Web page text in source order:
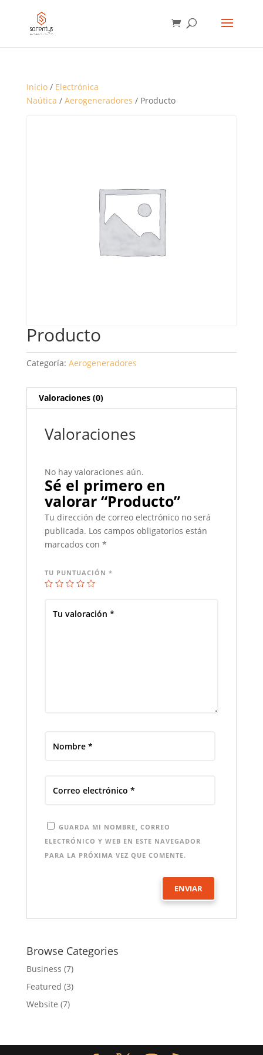
PRODUCTOS
Inicio/ Electrónica
Naútica / Aerogeneradores / Producto
Producto
Categoría: Aerogeneradores
Valoraciones (0)
Valoraciones
No hay valoraciones aún.
Sé el primero en
valorar “Producto”
Tu dirección de correo electrónico no será
publicada. Los campos obligatorios están
marcados con *
TU PUNTUACIÓN *
GUARDA MI NOMBRE, CORREO
ELECTRÓNICO Y WEB EN ESTE NAVEGADOR
PARA LA PRÓXIMA VEZ QUE COMENTE.
Browse Categories
Business (7)
Featured (3)
Website (7)